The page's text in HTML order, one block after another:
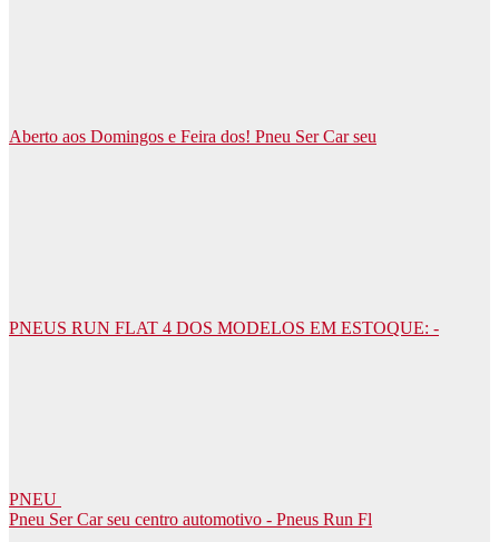
Aberto aos Domingos e Feira dos! Pneu Ser Car seu
PNEUS RUN FLAT 4 DOS MODELOS EM ESTOQUE: -
PNEU
Pneu Ser Car seu centro automotivo - Pneus Run Fl